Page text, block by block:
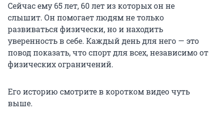
Сейчас ему 65 лет, 60 лет из которых он не
слышит. Он помогает людям не только
развиваться физически, но и находить
уверенность в себе. Каждый день для него — это
повод показать, что спорт для всех, независимо от
физических ограничений.
Его историю смотрите в коротком видео чуть
выше.